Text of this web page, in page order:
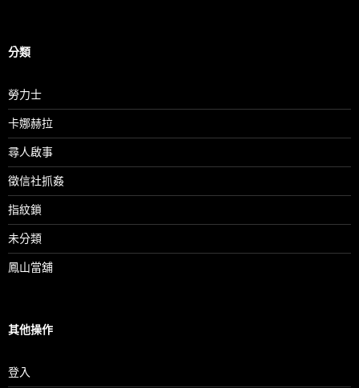
分類
勞力士
卡娜赫拉
尋人啟事
徵信社抓姦
指紋鎖
未分類
鳳山當舖
其他操作
登入